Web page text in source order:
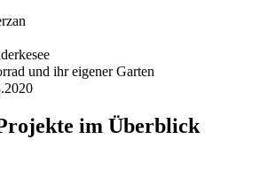
und ihr eigener Garten⠀
im Überblick